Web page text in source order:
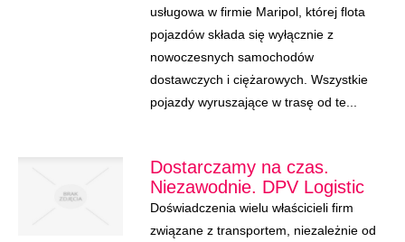
usługowa w firmie Maripol, której flota
pojazdów składa się wyłącznie z
nowoczesnych samochodów
dostawczych i ciężarowych. Wszystkie
pojazdy wyruszające w trasę od te...
Dostarczamy na czas.
Niezawodnie. DPV Logistic
Doświadczenia wielu właścicieli firm
związane z transportem, niezależnie od